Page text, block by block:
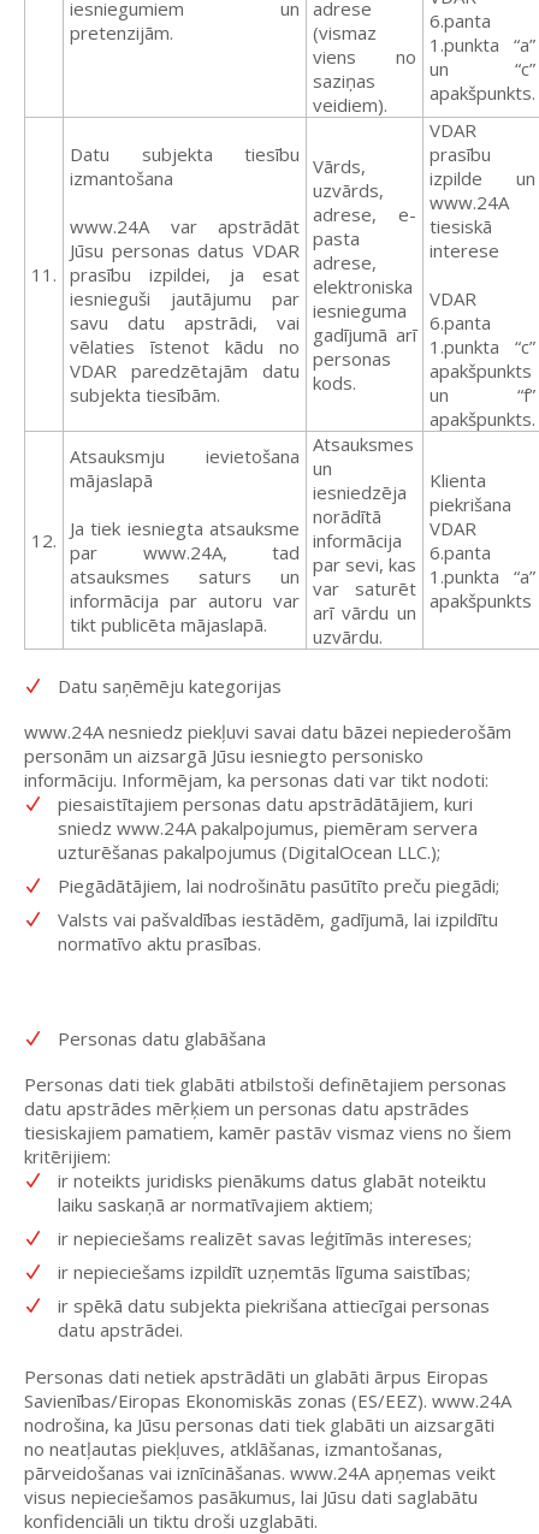
iesniegumiem un
pretenzijām.
adrese
(vismaz
viens no
saziņas
veidiem).
6.panta
1.punkta “a”
un “c”
apakšpunkts.
11.
Datu subjekta tiesību
izmantošana
www.24A var apstrādāt
Jūsu personas datus VDAR
prasību izpildei, ja esat
iesnieguši jautājumu par
savu datu apstrādi, vai
vēlaties īstenot kādu no
VDAR paredzētajām datu
subjekta tiesībām.
Vārds,
uzvārds,
adrese, e-
pasta
adrese,
elektroniska
iesnieguma
gadījumā arī
personas
kods.
VDAR
prasību
izpilde un
www.24A
tiesiskā
interese
VDAR
6.panta
1.punkta “c”
apakšpunkts
un “f”
apakšpunkts.
12.
Atsauksmju ievietošana
mājaslapā
Ja tiek iesniegta atsauksme
par www.24A, tad
atsauksmes saturs un
informācija par autoru var
tikt publicēta mājaslapā.
Atsauksmes
un
iesniedzēja
norādītā
informācija
par sevi, kas
var saturēt
arī vārdu un
uzvārdu.
Klienta
piekrišana
VDAR
6.panta
1.punkta “a”
apakšpunkts
Datu saņēmēju kategorijas
www.24A nesniedz piekļuvi savai datu bāzei nepiederošām
personām un aizsargā Jūsu iesniegto personisko
informāciju. Informējam, ka personas dati var tikt nodoti:
piesaistītajiem personas datu apstrādātājiem, kuri
sniedz www.24A pakalpojumus, piemēram servera
uzturēšanas pakalpojumus (DigitalOcean LLC.);
Piegādātājiem, lai nodrošinātu pasūtīto preču piegādi;
Valsts vai pašvaldības iestādēm, gadījumā, lai izpildītu
normatīvo aktu prasības.
Personas datu glabāšana
Personas dati tiek glabāti atbilstoši definētajiem personas
datu apstrādes mērķiem un personas datu apstrādes
tiesiskajiem pamatiem, kamēr pastāv vismaz viens no šiem
kritērijiem:
ir noteikts juridisks pienākums datus glabāt noteiktu
laiku saskaņā ar normatīvajiem aktiem;
ir nepieciešams realizēt savas leģitīmās intereses;
ir nepieciešams izpildīt uzņemtās līguma saistības;
ir spēkā datu subjekta piekrišana attiecīgai personas
datu apstrādei.
Personas dati netiek apstrādāti un glabāti ārpus Eiropas
Savienības/Eiropas Ekonomiskās zonas (ES/EEZ). www.24A
nodrošina, ka Jūsu personas dati tiek glabāti un aizsargāti
no neatļautas piekļuves, atklāšanas, izmantošanas,
pārveidošanas vai iznīcināšanas. www.24A apņemas veikt
visus nepieciešamos pasākumus, lai Jūsu dati saglabātu
konfidenciāli un tiktu droši uzglabāti.